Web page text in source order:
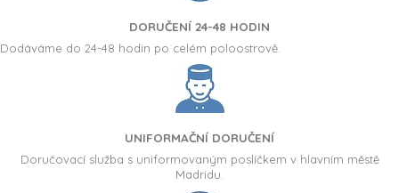
Silikonové nádobí + Personalizovaná zimní
fleecová deka
PŘIZPŮSOBITELNÝ
1 531,50 Kč